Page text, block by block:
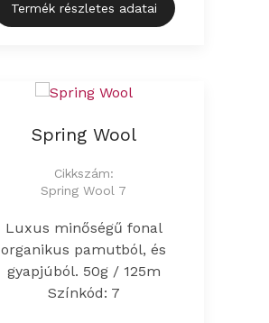
Termék részletes adatai
Spring Wool
Cikkszám:
Spring Wool 7
Luxus minőségű fonal
organikus pamutból, és
gyapjúból. 50g / 125m
Színkód: 7